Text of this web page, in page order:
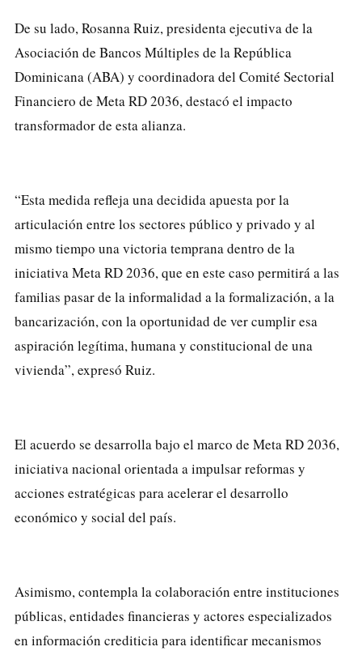
De su lado, Rosanna Ruiz, presidenta ejecutiva de la
Asociación de Bancos Múltiples de la República
Dominicana (ABA) y coordinadora del Comité Sectorial
Financiero de Meta RD 2036, destacó el impacto
transformador de esta alianza.
“Esta medida refleja una decidida apuesta por la
articulación entre los sectores público y privado y al
mismo tiempo una victoria temprana dentro de la
iniciativa Meta RD 2036, que en este caso permitirá a las
familias pasar de la informalidad a la formalización, a la
bancarización, con la oportunidad de ver cumplir esa
aspiración legítima, humana y constitucional de una
vivienda”, expresó Ruiz.
El acuerdo se desarrolla bajo el marco de Meta RD 2036,
iniciativa nacional orientada a impulsar reformas y
acciones estratégicas para acelerar el desarrollo
económico y social del país.
Asimismo, contempla la colaboración entre instituciones
públicas, entidades financieras y actores especializados
en información crediticia para identificar mecanismos